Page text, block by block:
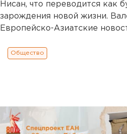
Нисан, что переводится как
зарождения новой жизни.
Европейско-Азиатские
Общество